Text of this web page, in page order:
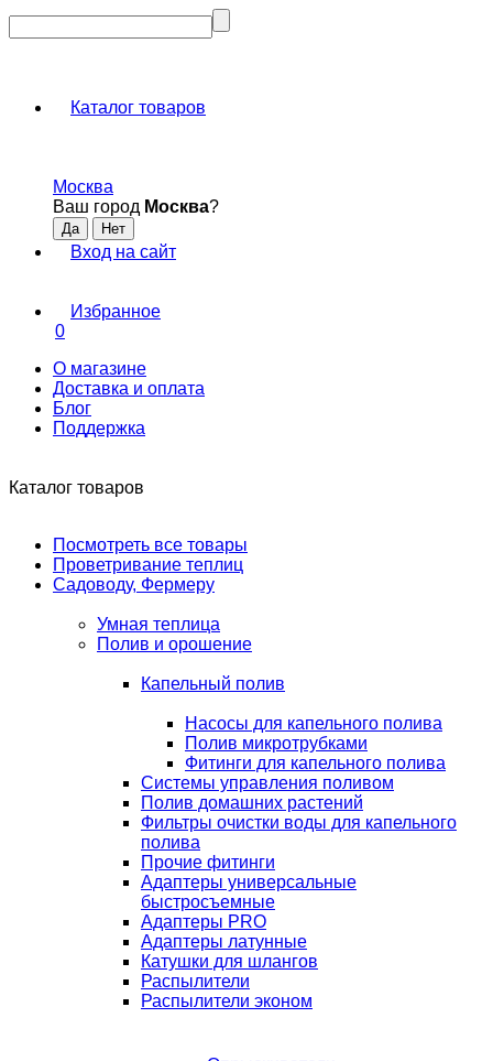
Каталог товаров
Москва
Ваш город Москва?
Вход на сайт
Избранное
0
О магазине
Доставка и оплата
Блог
Поддержка
Каталог товаров
Посмотреть все товары
Проветривание теплиц
Садоводу, Фермеру
Умная теплица
Полив и орошение
Капельный полив
Насосы для капельного полива
Полив микротрубками
Фитинги для капельного полива
Системы управления поливом
Полив домашних растений
Фильтры очистки воды для капельного
полива
Прочие фитинги
Адаптеры универсальные
быстросъемные
Адаптеры PRO
Адаптеры латунные
Катушки для шлангов
Распылители
Распылители эконом